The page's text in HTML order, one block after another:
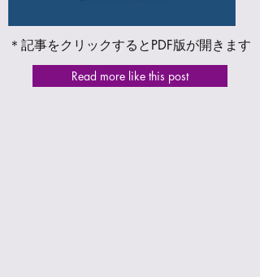
＊記事をクリックするとPDF版が開きます
Read more like this post